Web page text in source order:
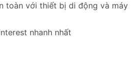
toàn với thiết bị di động và máy
nhanh nhất